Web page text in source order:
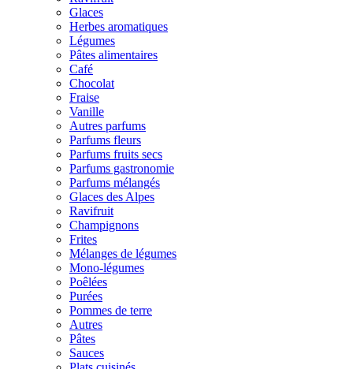
Glaces
Herbes aromatiques
Légumes
Pâtes alimentaires
Café
Chocolat
Fraise
Vanille
Autres parfums
Parfums fleurs
Parfums fruits secs
Parfums gastronomie
Parfums mélangés
Glaces des Alpes
Ravifruit
Champignons
Frites
Mélanges de légumes
Mono-légumes
Poêlées
Purées
Pommes de terre
Autres
Pâtes
Sauces